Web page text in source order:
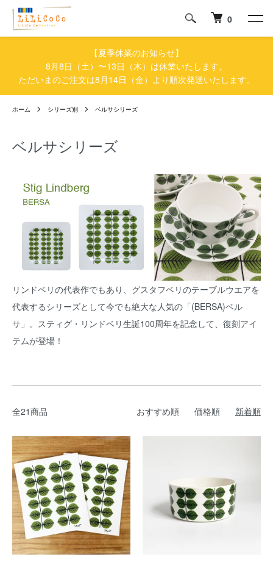
0
【夏季休業のお知らせ】
8月8日（土）〜13日（木）は休業いたします。
ただいまのご注文は8月14日（金）より順次発送いたします。
ホーム シリーズ別 ベルサシリーズ
ベルサシリーズ
リンドベリの代表作でもあり、グスタフベリのテーブルウエアを
代表するシリーズとして今でも絶大な人気の「(BERSA)ベル
サ」。スティグ・リンドベリ生誕100周年を記念して、復刻アイ
テムが登場！
全21商品 おすすめ順 価格順 新着順